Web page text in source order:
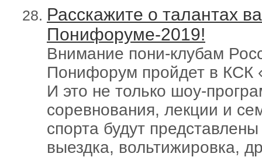
Расскажите о талантах
Понифоруме-2019!
Внимание пони-клубам
Понифорум пройдет в КСК
И это не только шоу-
соревнования, лекции и
спорта будут
выездка, вольтижировка,